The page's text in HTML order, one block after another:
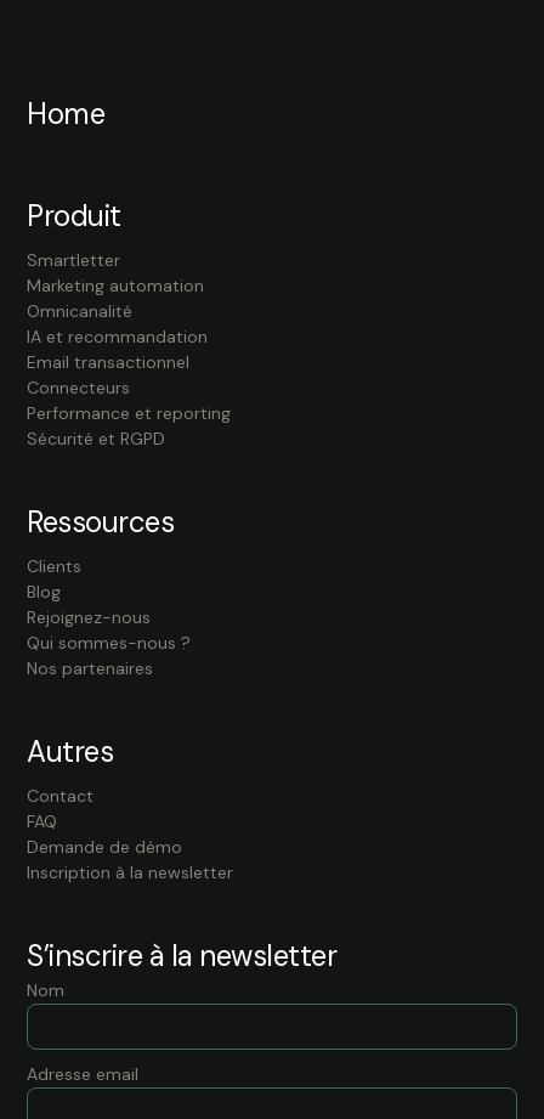
Home
Produit
Smartletter
Marketing automation
Omnicanalité
IA et recommandation
Email transactionnel
Connecteurs
Performance et reporting
Sécurité et RGPD
Ressources
Clients
Blog
Rejoignez-nous
Qui sommes-nous ?
Nos partenaires
Autres
Contact
FAQ
Demande de démo
Inscription à la newsletter
S’inscrire à la newsletter
Nom
Adresse email